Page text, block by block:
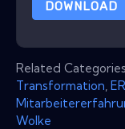
DOWNLOAD
Related
Transformation
Wolke